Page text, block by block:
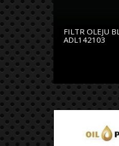
FILTR OLEJU
ADL142103